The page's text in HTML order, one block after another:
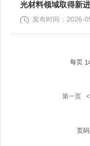
光材料领域取得新
发布时间：2026-
每页
第一页
页码